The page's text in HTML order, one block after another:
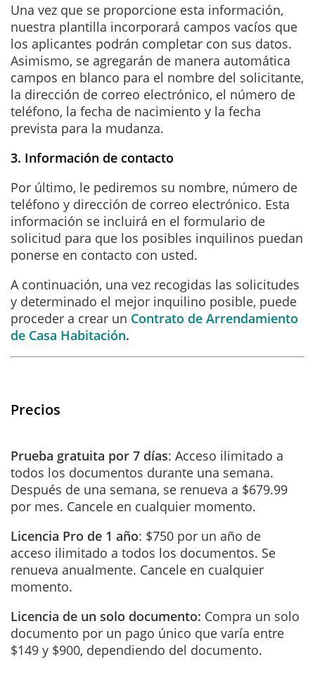
Una vez que se proporcione esta información,
nuestra plantilla incorporará campos vacíos que
los aplicantes podrán completar con sus datos.
Asimismo, se agregarán de manera automática
campos en blanco para el nombre del solicitante,
la dirección de correo electrónico, el número de
teléfono, la fecha de nacimiento y la fecha
prevista para la mudanza.
3. Información de contacto
Por último, le pediremos su nombre, número de
teléfono y dirección de correo electrónico. Esta
información se incluirá en el formulario de
solicitud para que los posibles inquilinos puedan
ponerse en contacto con usted.
A continuación, una vez recogidas las solicitudes
y determinado el mejor inquilino posible, puede
proceder a crear un Contrato de Arrendamiento
de Casa Habitación.
Precios
Prueba gratuita por 7 días: Acceso ilimitado a
todos los documentos durante una semana.
Después de una semana, se renueva a $679.99
por mes. Cancele en cualquier momento.
Licencia Pro de 1 año: $750 por un año de
acceso ilimitado a todos los documentos. Se
renueva anualmente. Cancele en cualquier
momento.
Licencia de un solo documento: Compra un solo
documento por un pago único que varía entre
$149 y $900, dependiendo del documento.